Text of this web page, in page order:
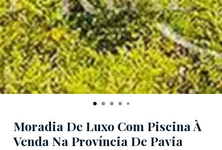
Moradia De Luxo Com Piscina À
Venda Na Província De Pavia